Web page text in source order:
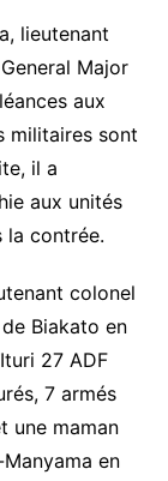
lieutenant
Major
aux
militaires sont
il a
aux unités
la contrée.
colonel
Biakato en
27 ADF
7 armés
une maman
en